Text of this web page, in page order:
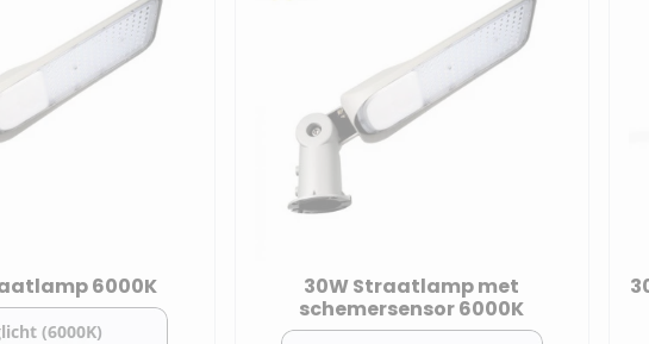
6000K
30W Straatlamp met
schemersensor 6000K